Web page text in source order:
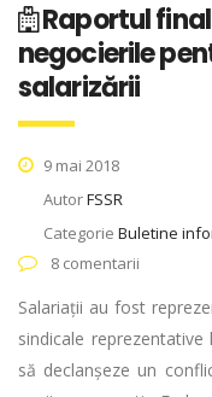
Raportul
negocierile
salarizării
9 mai 2018
AutorFSSR
Categorie Buletine
8 comentarii
Salariații au fost
sindicale
să declanșeze un